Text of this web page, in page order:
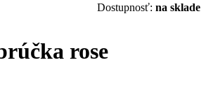
Dostupnosť: na sklade
rose